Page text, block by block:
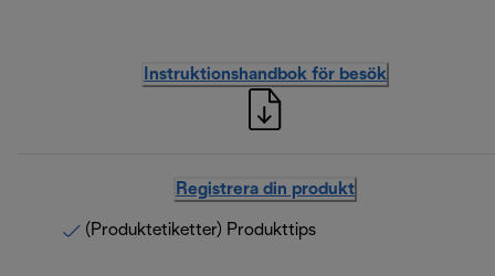
Instruktionshandbok för besök
Registrera din produkt
(Produktetiketter) Produkttips